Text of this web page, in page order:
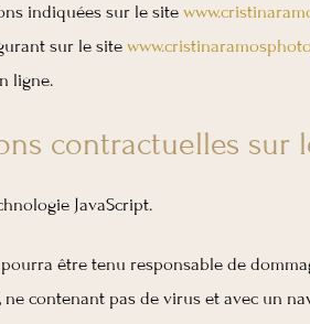
indiquées sur le site
sur le site
ligne.
contractuelles sur
JavaScript.
être tenu responsable de
ne contenant pas de virus et avec un